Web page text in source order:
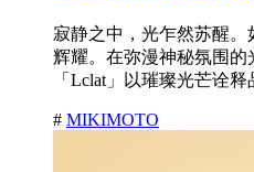
寂静之中，光乍然苏醒
辉耀。在弥漫神秘氛围的
「Lclat」以璀璨光芒诠释
# MIKIMOTO